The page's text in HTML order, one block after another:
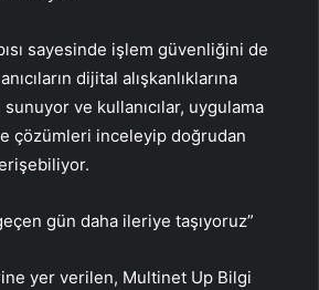
sayesinde işlem güvenliğini de
dijital alışkanlıklarına
ve kullanıcılar, uygulama
çözümleri inceleyip doğrudan
gün daha ileriye taşıyoruz”
yer verilen, Multinet Up Bilgi